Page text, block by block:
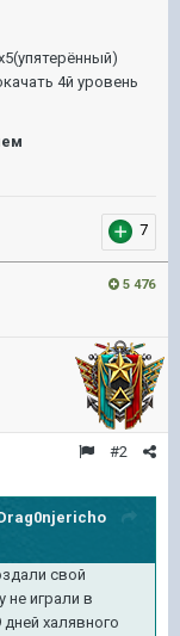
4й уровень
7
5 476
#2
Drag0njericho
свой
не играли в
халявного